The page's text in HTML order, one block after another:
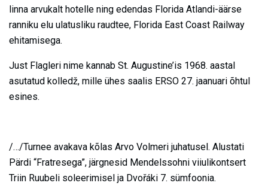
linna arvukalt hotelle ning edendas Florida Atlandi-äärse
ranniku elu ulatusliku raudtee, Florida East Coast Railway
ehitamisega.
Just Flagleri nime kannab St. Augustine’is 1968. aastal
asutatud kolledž, mille ühes saalis ERSO 27. jaanuari õhtul
esines.
/…/Turnee avakava kõlas Arvo Volmeri juhatusel. Alustati
Pärdi “Fratresega”, järgnesid Mendelssohni viiulikontsert
Triin Ruubeli soleerimisel ja Dvořáki 7. sümfoonia.